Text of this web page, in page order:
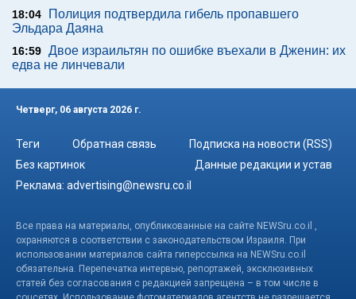
18:04
Полиция подтвердила гибель пропавшего
Эльдара Даяна
16:59 Двое израильтян по ошибке въехали в Дженин: их
едва не линчевали
Четверг, 06 августа 2026 г.
Теги Обратная связь
Подписка на новости (RSS)
Без картинок
Данные редакции и устав
Реклама: advertising@newsru.co.il
Все права на материалы, опубликованные на сайте NEWSru.co.il ,
охраняются в соответствии с законодательством Израиля. При
использовании материалов сайта гиперссылка на NEWSru.co.il
обязательна. Перепечатка интервью, репортажей, эксклюзивных
статей без согласования с редакцией запрещена – в том числе в